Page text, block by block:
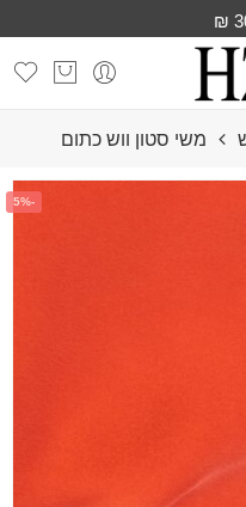
משי סטון ווש כתום
-5%